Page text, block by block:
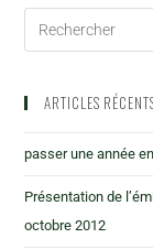
ARTICLES
passer une année
Présentation de
octobre 2012